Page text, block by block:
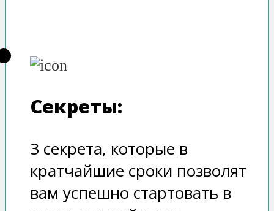
Секреты:
3 секрета, которые в
кратчайшие сроки позволят
вам успешно стартовать в